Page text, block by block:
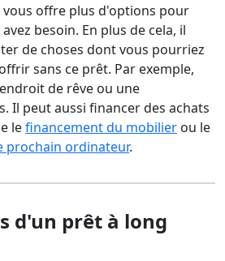
offre plus d'options pour
besoin. En plus de cela, il
de choses dont vous pourriez
sans ce prêt. Par exemple,
de rêve ou une
Il peut aussi financer des achats
lefinancement du mobilier ou le
prochain ordinateur.
d'un prêt à long